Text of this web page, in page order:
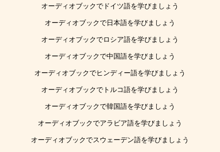
オーディオブックでドイツ語を学びましょう
オーディオブックで日本語を学びましょう
オーディオブックでロシア語を学びましょう
オーディオブックで中国語を学びましょう
オーディオブックでヒンディー語を学びましょう
オーディオブックでトルコ語を学びましょう
オーディオブックで韓国語を学びましょう
オーディオブックでアラビア語を学びましょう
オーディオブックでスウェーデン語を学びましょう